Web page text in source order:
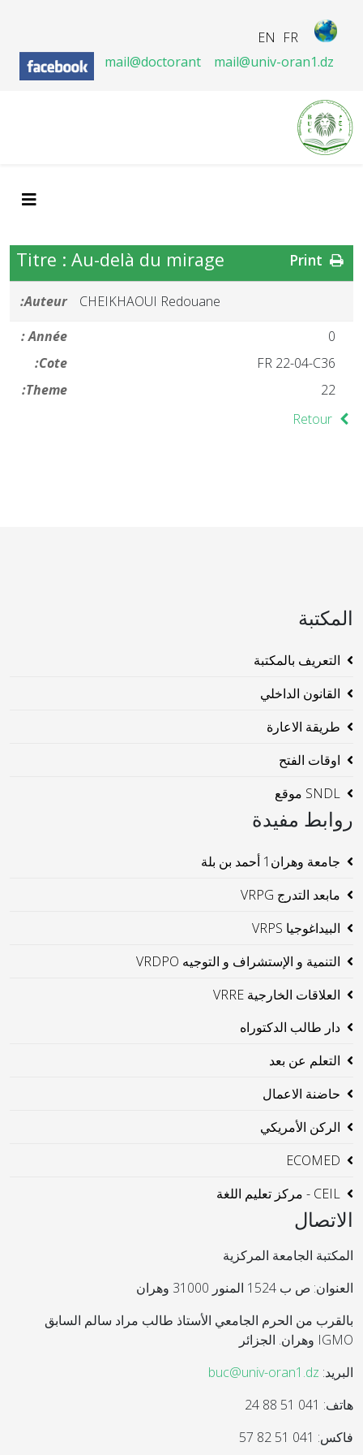
FR
EN
mail@doctorant
mail@univ-oran1.dz
Titre : Au-delà du mirage
Auteur:
CHEIKHAOUI Redouane
Année :
0
Cote:
FR 22-04-C36
Theme:
22
Retour
المكتبة
التعريف بالمكتبة
القانون الداخلي
طريقة الاعارة
اوقات الفتح
SNDL موقع
روابط مفيدة
جامعة وهران1 أحمد بن بلة
مابعد التدرج VRPG
البيداغوجيا VRPS
التنمية و الإستشراف و التوجيه VRDPO
العلاقات الخارجية VRRE
دار طالب الدكتوراه
التعلم عن بعد
حاضنة الاعمال
الركن الأمريكي
ECOMED
CEIL - مركز تعليم اللغة
الاتصال
المكتبة الجامعة المركزية
العنوان: ص ب 1524 المنور 31000 وهران
بالقرب من الحرم الجامعي الأستاذ طالب مراد سالم السابق
IGMO وهران. الجزائر
البريد: buc@univ-oran1.dz
هاتف: 041 51 88 24
فاكس: 041 51 82 57